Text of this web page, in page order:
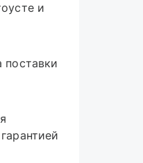
и
поставки